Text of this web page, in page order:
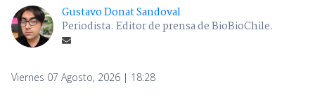
Gustavo Donat Sandoval
Periodista. Editor de prensa de BioBioChile.
Viernes 07 Agosto, 2026 | 18:28